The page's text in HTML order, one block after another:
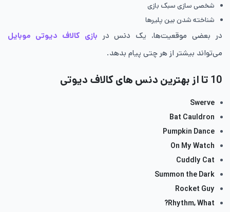
شخصی سازی سبک بازی
شناخته شدن بین پلیرها
در بعضی موقعیت‌ها، یک دنس در بازی کالاف دیوتی موبایل
می‌تواند بیشتر از هر چتی پیام بدهد.
10 تا از بهترین دنس های کالاف دیوتی
Swerve
Bat Cauldron
Pumpkin Dance
On My Watch
Cuddly Cat
Summon the Dark
Rocket Guy
Rhythm, What?